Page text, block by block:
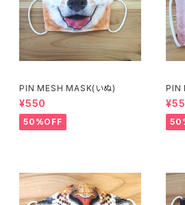
PIN MESH MASK(いぬ)
¥550
50%OFF
PIN